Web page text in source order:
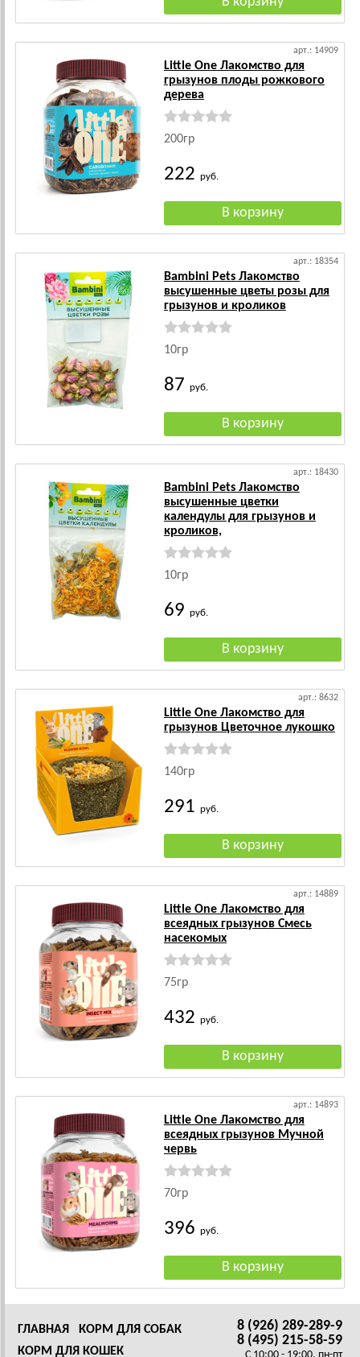
арт.: 14909
Little One Лакомство для
грызунов плоды рожкового
дерева
200гр
222 руб.
арт.: 18354
Bambini Pets Лакомство
высушенные цветы розы для
грызунов и кроликов
10гр
87 руб.
арт.: 18430
Bambini Pets Лакомство
высушенные цветки
календулы для грызунов и
кроликов,
10гр
69 руб.
арт.: 8632
Little One Лакомство для
грызунов Цветочное лукошко
140гр
291 руб.
арт.: 14889
Little One Лакомство для
всеядных грызунов Смесь
насекомых
75гр
432 руб.
арт.: 14893
Little One Лакомство для
всеядных грызунов Мучной
червь
70гр
396 руб.
8 (926) 289-289-9
8 (495) 215-58-59
ГЛАВНАЯ
КОРМ ДЛЯ СОБАК
КОРМ ДЛЯ КОШЕК